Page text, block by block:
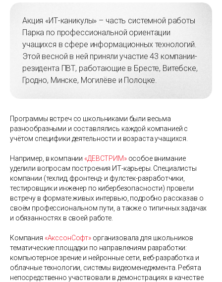
Акция «ИТ-каникулы» – часть системной работы
Парка по профессиональной ориентации
учащихся в сфере информационных технологий.
Этой весной в ней приняли участие 43 компании-
резидента ПВТ, работающие в Бресте, Витебске,
Гродно, Минске, Могилёве и Полоцке.
Программы встреч со школьниками были весьма
разнообразными и составлялись каждой компанией с
учётом специфики деятельности и возраста учащихся.
Например, в компании «ДЕВСТРИМ»особое внимание
уделили вопросам построения ИТ-карьеры. Специалисты
компании (техлид, фронтенд- и фулстек-разработчики,
тестировщик и инженер по кибербезопасности) провели
встречу в формате живых интервью, подробно рассказав о
своём профессиональном пути, а также о типичных задачах
и обязанностях в своей работе.
Компания «АкссонСофт» организовала для школьников
тематические площадки по направлениям разработки:
компьютерное зрение и нейронные сети, веб-разработка и
облачные технологии, системы видеоменеджмента. Ребята
непосредственно участвовали в демонстрациях в качестве